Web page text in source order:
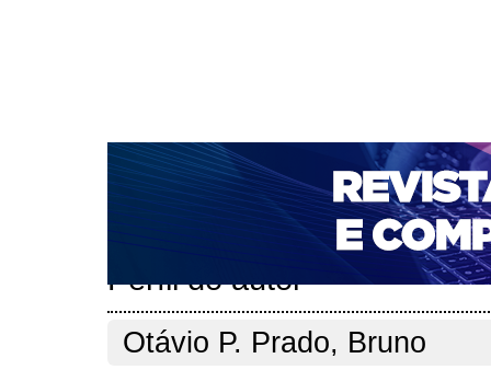
CAPA SOBRE ACESSO CADASTRO
NOTÍCIAS
PORTAL DE REVISTAS DA UNIFACS
PARA AVALIADORES
NOVA SUBMISSÃO
Perfil do autor
Otávio P. Prado, Bruno